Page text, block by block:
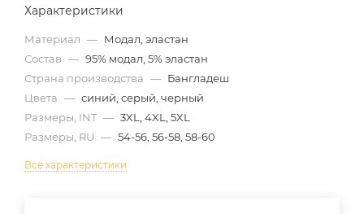
Характеристики
Материал — Модал, эластан
Состав — 95% модал, 5% эластан
Страна производства — Бангладеш
Цвета — синий, серый, черный
Размеры, INT — 3XL, 4XL, 5XL
Размеры, RU — 54-56, 56-58, 58-60
Все характеристики